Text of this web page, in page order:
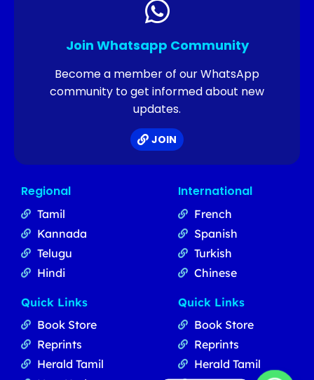
Join Whatsapp Community
Become a member of our WhatsApp
community to get informed about new
updates.
JOIN
Regional
Tamil
Kannada
Telugu
Hindi
International
French
Spanish
Turkish
Chinese
Quick Links
Book Store
Reprints
Herald Tamil
Quick Links
Book Store
Reprints
Herald Tamil